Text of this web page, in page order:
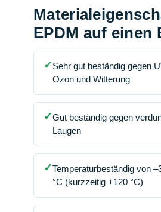
EPDM auf einen
✓Sehr gut beständig gegen
Ozon und Witterung
✓Gut beständig gegen
Laugen
✓Temperaturbeständig von
°C (kurzzeitig +120 °C)